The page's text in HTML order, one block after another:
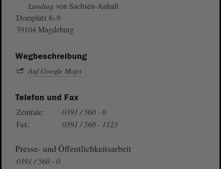
Landtag von Sachsen-Anhalt
Domplatz 6–9
39104 Magdeburg
Wegbeschreibung
Auf Google Maps
Telefon und Fax
Zentrale:
0391 / 560 - 0
Fax:
0391 / 560 - 1123
Presse- und Öffentlichkeitsarbeit
0391 / 560 - 0